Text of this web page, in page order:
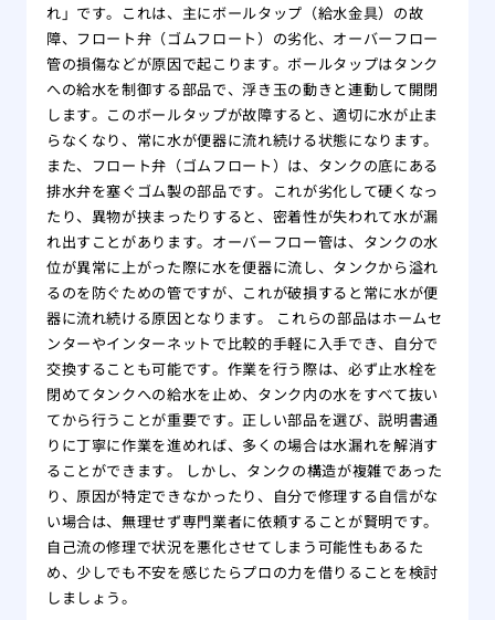
れ」です。これは、主にボールタップ（給水金具）の故
障、フロート弁（ゴムフロート）の劣化、オーバーフロー
管の損傷などが原因で起こります。ボールタップはタンク
への給水を制御する部品で、浮き玉の動きと連動して開閉
します。このボールタップが故障すると、適切に水が止ま
らなくなり、常に水が便器に流れ続ける状態になります。
また、フロート弁（ゴムフロート）は、タンクの底にある
排水弁を塞ぐゴム製の部品です。これが劣化して硬くなっ
たり、異物が挟まったりすると、密着性が失われて水が漏
れ出すことがあります。オーバーフロー管は、タンクの水
位が異常に上がった際に水を便器に流し、タンクから溢れ
るのを防ぐための管ですが、これが破損すると常に水が便
器に流れ続ける原因となります。 これらの部品はホームセ
ンターやインターネットで比較的手軽に入手でき、自分で
交換することも可能です。作業を行う際は、必ず止水栓を
閉めてタンクへの給水を止め、タンク内の水をすべて抜い
てから行うことが重要です。正しい部品を選び、説明書通
りに丁寧に作業を進めれば、多くの場合は水漏れを解消す
ることができます。 しかし、タンクの構造が複雑であった
り、原因が特定できなかったり、自分で修理する自信がな
い場合は、無理せず専門業者に依頼することが賢明です。
自己流の修理で状況を悪化させてしまう可能性もあるた
め、少しでも不安を感じたらプロの力を借りることを検討
しましょう。